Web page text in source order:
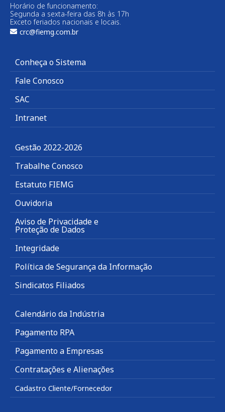
Horário de funcionamento:
Segunda a sexta-feira das 8h às 17h
Exceto feriados nacionais e locais.
crc@fiemg.com.br
Conheça o Sistema
Fale Conosco
SAC
Intranet
Gestão 2022-2026
Trabalhe Conosco
Estatuto FIEMG
Ouvidoria
Aviso de Privacidade e
Proteção de Dados
Integridade
Política de Segurança da Informação
Sindicatos Filiados
Calendário da Indústria
Pagamento RPA
Pagamento a Empresas
Contratações e Alienações
Cadastro Cliente/Fornecedor